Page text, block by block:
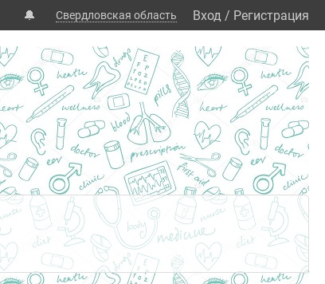
🔔 Свердловская область Вход / Регистрация